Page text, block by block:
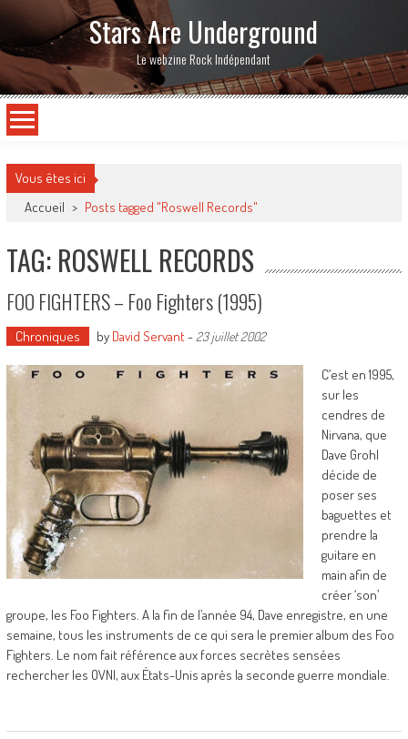
Stars Are Underground
Le webzine Rock Indépendant
Vous êtes ici
Accueil > Posts tagged "Roswell Records"
TAG: ROSWELL RECORDS
FOO FIGHTERS – Foo Fighters (1995)
Chroniques by David Servant- 23 juillet 2002
C’est en 1995,
sur les
cendres de
Nirvana, que
Dave Grohl
décide de
poser ses
baguettes et
prendre la
guitare en
main afin de
créer ‘son’
groupe, les Foo Fighters. A la fin de l’année 94, Dave enregistre, en une
semaine, tous les instruments de ce qui sera le premier album des Foo
Fighters. Le nom fait référence aux forces secrètes sensées
rechercher les OVNI, aux États-Unis après la seconde guerre mondiale.